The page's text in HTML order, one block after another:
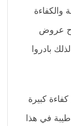
والكفاءة
عروض
تصل إلى نسبة 50% لذلك بادروا
كبيرة
في هذا